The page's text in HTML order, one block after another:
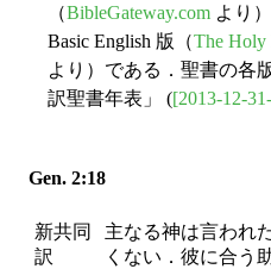
（BibleGateway.com より
Basic English 版（The Holy
より）である．聖書の各
訳聖書年表」 ([2013-12-
Gen. 2:18
新共同
訳
主なる神は言われ
くない．彼に合う